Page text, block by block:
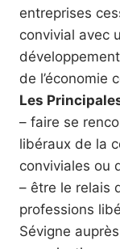
entreprises
convivial avec
de l’économie
Les
– faire se
libéraux de la
conviviales ou
– être le relais
professions
Sévigne